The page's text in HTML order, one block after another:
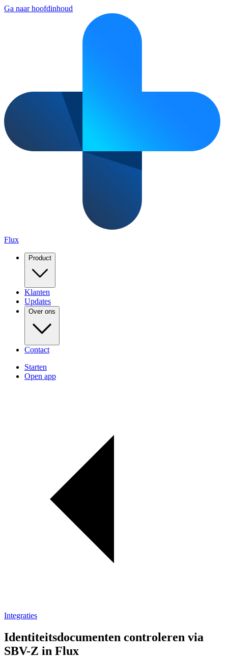
Ga naar hoofdinhoud
Flux
Product
Klanten
Updates
Over ons
Contact
Starten
Open app
Integraties
Identiteitsdocumenten controleren via
SBV-Z in Flux